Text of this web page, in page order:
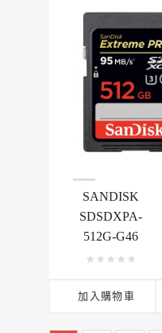
SANDISK
SDSDXPA-
512G-G46
加入購物車